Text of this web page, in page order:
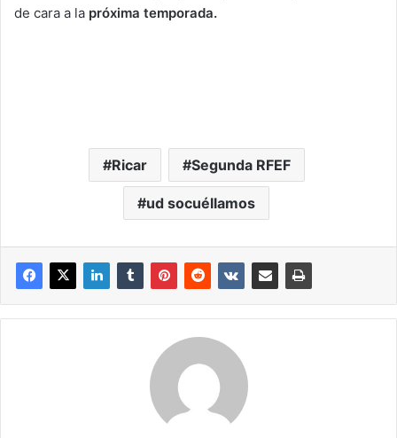
de cara a la próxima temporada.
Ricar Segunda RFEF
ud socuéllamos